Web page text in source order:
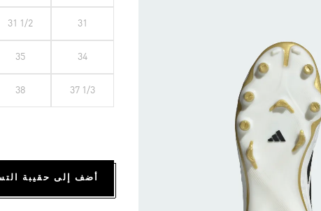
31
31 1/2
34
35
37 1/3
38
أضف إلى حقيبة